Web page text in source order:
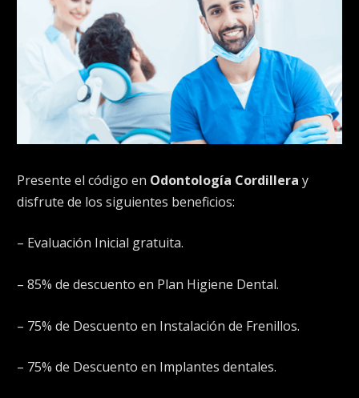
Presente el código en Odontología Cordillera y
disfrute de los siguientes beneficios:
– Evaluación Inicial gratuita.
– 85% de descuento en Plan Higiene Dental.
– 75% de Descuento en Instalación de Frenillos.
– 75% de Descuento en Implantes dentales.